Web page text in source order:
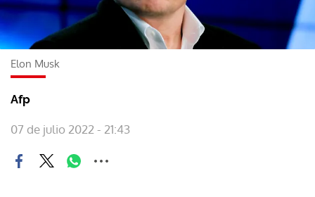
Elon Musk
Afp
07 de julio 2022 - 21:43